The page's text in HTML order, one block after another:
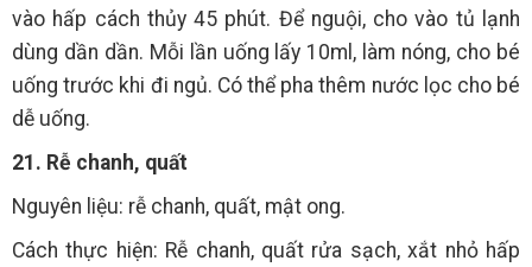
vào hấp cách thủy 45 phút. Để nguội, cho vào tủ lạnh
dùng dần dần. Mỗi lần uống lấy 10ml, làm nóng, cho bé
uống trước khi đi ngủ. Có thể pha thêm nước lọc cho bé
dễ uống.
21. Rễ chanh, quất
Nguyên liệu: rễ chanh, quất, mật ong.
Cách thực hiện: Rễ chanh, quất rửa sạch, xắt nhỏ hấp